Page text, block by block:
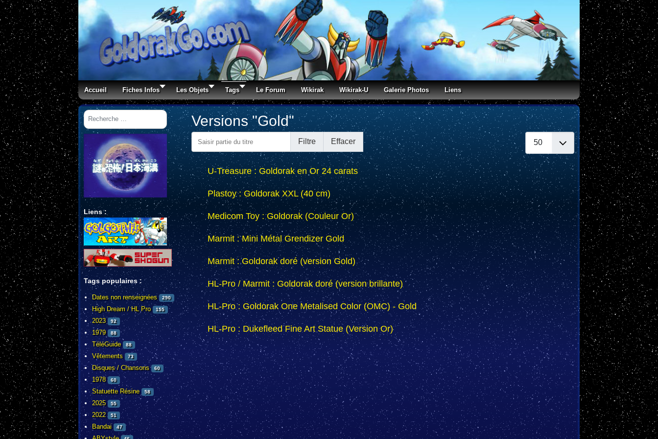
Accueil Fiches Infos Les Objets Tags Le Forum Wikirak Wikirak-U Galerie Photos Liens
Rechercher
Liens :
Tags populaires :
Dates non renseignées 290
High Dream / HL Pro 155
2023 92
1979 88
TéléGuide 88
Vêtements 73
Disques / Chansons 60
1978 60
Statuette Résine 58
2025 55
2022 51
Bandai 47
Versions "Gold"
Saisir partie du titre
Filtre Effacer
U-Treasure : Goldorak en Or 24 carats
Plastoy : Goldorak XXL (40 cm)
Medicom Toy : Goldorak (Couleur Or)
Marmit : Mini Métal Grendizer Gold
Marmit : Goldorak doré (version Gold)
HL-Pro / Marmit : Goldorak doré (version brillante)
HL-Pro : Goldorak One Metalised Color (OMC) - Gold
HL-Pro : Dukefleed Fine Art Statue (Version Or)